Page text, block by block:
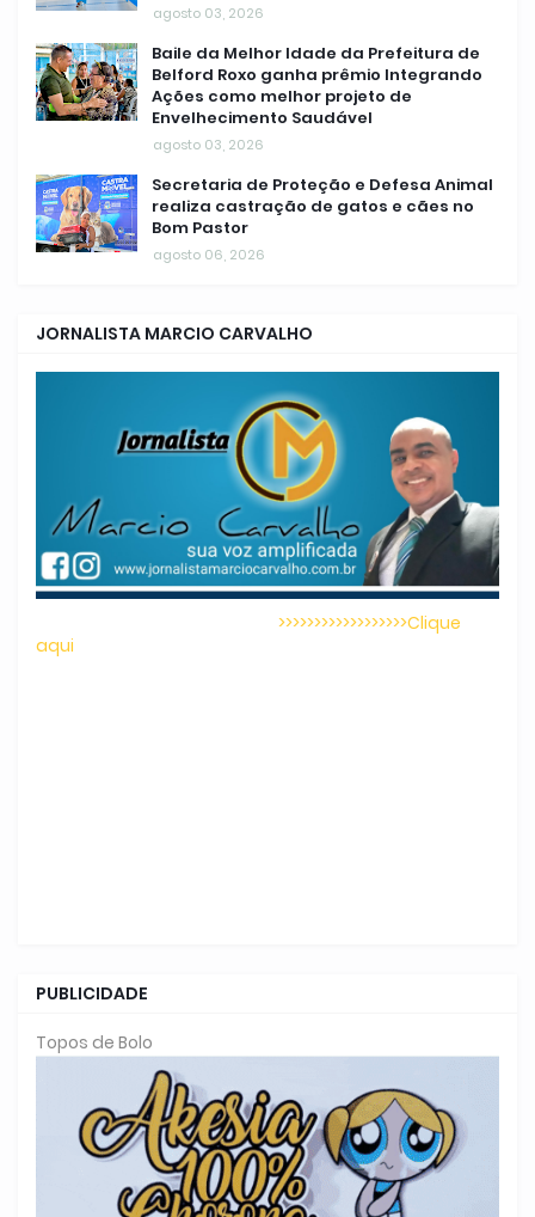
agosto 03, 2026
Baile da Melhor Idade da Prefeitura de
Belford Roxo ganha prêmio Integrando
Ações como melhor projeto de
Envelhecimento Saudável
agosto 03, 2026
Secretaria de Proteção e Defesa Animal
realiza castração de gatos e cães no
Bom Pastor
agosto 06, 2026
JORNALISTA MARCIO CARVALHO
>>>>>>>>>>>>>>>>>>Clique
aqui
PUBLICIDADE
Topos de Bolo